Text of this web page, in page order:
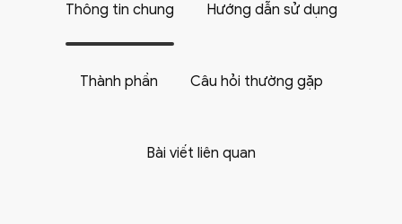
Thông tin chung Hướng dẫn sử dụng
Thành phần Câu hỏi thường gặp
Bài viết liên quan